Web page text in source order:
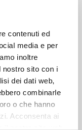
contenuti ed
media e per
inoltre
nostro sito con i
dei dati web,
combinarle
o che hanno
Acconsenta ai
il nostro sito web.
trasferimento